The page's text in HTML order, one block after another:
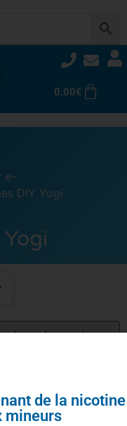
0.00€
e-
DIY Yogi
de la nicotine
mineurs